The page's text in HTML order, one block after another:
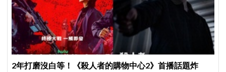
2年打磨沒白等！《殺人者的購物中心2》首播話題炸